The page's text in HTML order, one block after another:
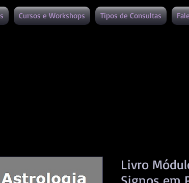
Cursos e Workshops Tipos de Consultas
Livro